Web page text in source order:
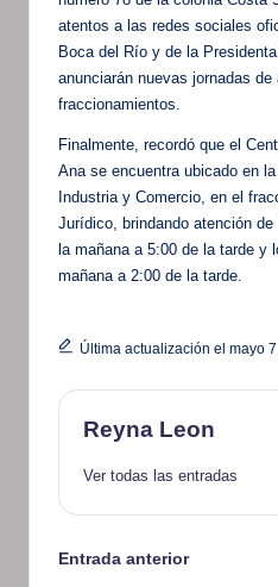
atentos a las redes sociales
Boca del Río y de la
anunciarán nuevas jornadas
fraccionamientos.
Finalmente, recordó que el
Ana se encuentra ubicado en
Industria y Comercio, en el
Jurídico, brindando atención
la mañana a 5:00 de la tarde y
mañana a 2:00 de la tarde.
Última actualización el mayo
Reyna Leon
Ver todas las entradas
Navegación
Entrada anterior